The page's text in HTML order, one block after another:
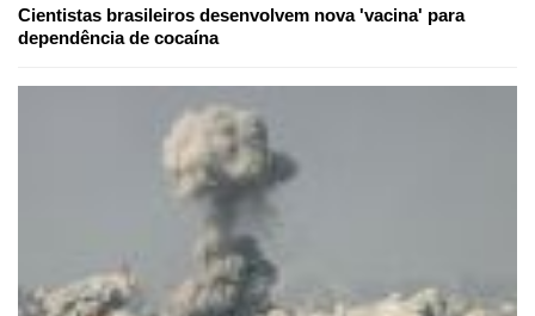
Cientistas brasileiros desenvolvem nova 'vacina' para
dependência de cocaína